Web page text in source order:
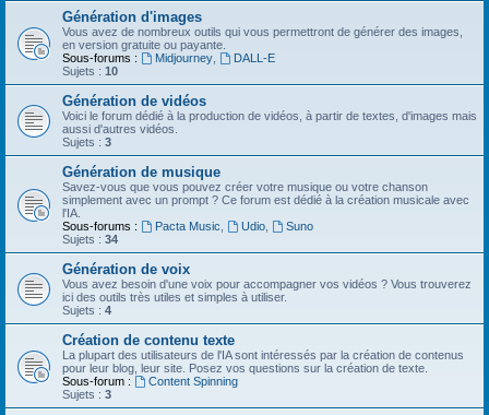
Génération d'images
Vous avez de nombreux outils qui vous permettront de générer des images,
en version gratuite ou payante.
Sous-forums :
Midjourney,
DALL-E
Sujets : 10
Génération de vidéos
Voici le forum dédié à la production de vidéos, à partir de textes, d'images mais
aussi d'autres vidéos.
Sujets : 3
Génération de musique
Savez-vous que vous pouvez créer votre musique ou votre chanson
simplement avec un prompt ? Ce forum est dédié à la création musicale avec
l'IA.
Sous-forums :
Pacta Music Udio,
Suno
Sujets : 34
Génération de voix
Vous avez besoin d'une voix pour accompagner vos vidéos ? Vous trouverez
ici des outils très utiles et simples à utiliser.
Sujets : 4
Création de contenu texte
La plupart des utilisateurs de l'IA sont intéressés par la création de contenus
pour leur blog, leur site. Posez vos questions sur la création de texte.
Sous-forum :
Content Spinning
Sujets : 3